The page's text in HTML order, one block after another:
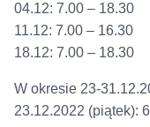
04.12: 7.00 – 18.30
11.12: 7.00 – 16.30
18.12: 7.00 – 18.30
W okresie 23-
23.12.2022 (piątek):